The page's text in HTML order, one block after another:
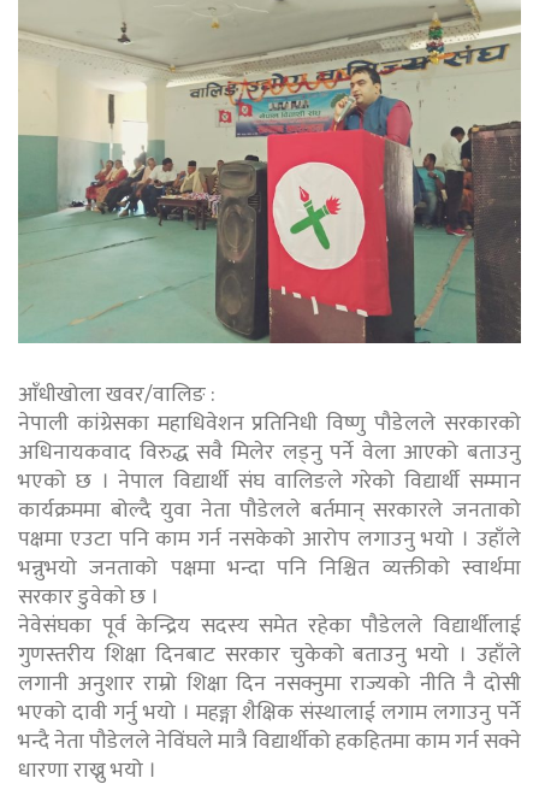
आँधीखोला खवर/वालिङ :
नेपाली कांग्रेसका महाधिवेशन प्रतिनिधी विष्णु पौडेलले सरकारको
अधिनायकवाद विरुद्ध सवै मिलेर लड्नु पर्ने वेला आएको बताउनु
भएको छ । नेपाल विद्यार्थी संघ वालिङले गरेको विद्यार्थी सम्मान
कार्यक्रममा बोल्दै युवा नेता पौडेलले बर्तमान् सरकारले जनताको
पक्षमा एउटा पनि काम गर्न नसकेको आरोप लगाउनु भयो । उहाँले
भन्नुभयो जनताको पक्षमा भन्दा पनि निश्चित व्यक्तीको स्वार्थमा
सरकार डुवेको छ ।
नेवेसंघका पूर्व केन्द्रिय सदस्य समेत रहेका पौडेलले विद्यार्थीलाई
गुणस्तरीय शिक्षा दिनबाट सरकार चुकेको बताउनु भयो । उहाँले
लगानी अनुशार राम्रो शिक्षा दिन नसक्नुमा राज्यको नीति नै दोसी
भएको दावी गर्नु भयो । महङ्गा शैक्षिक संस्थालाई लगाम लगाउनु पर्ने
भन्दै नेता पौडेलले नेविंघले मात्रै विद्यार्थीको हकहितमा काम गर्न सक्ने
धारणा राख्नु भयो ।